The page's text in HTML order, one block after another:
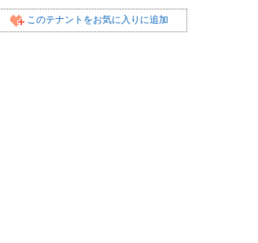
このテナントをお気に入りに追加